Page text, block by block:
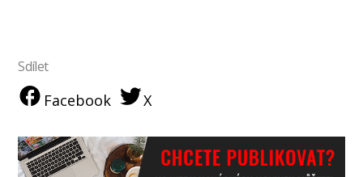
Sdílet
Facebook X